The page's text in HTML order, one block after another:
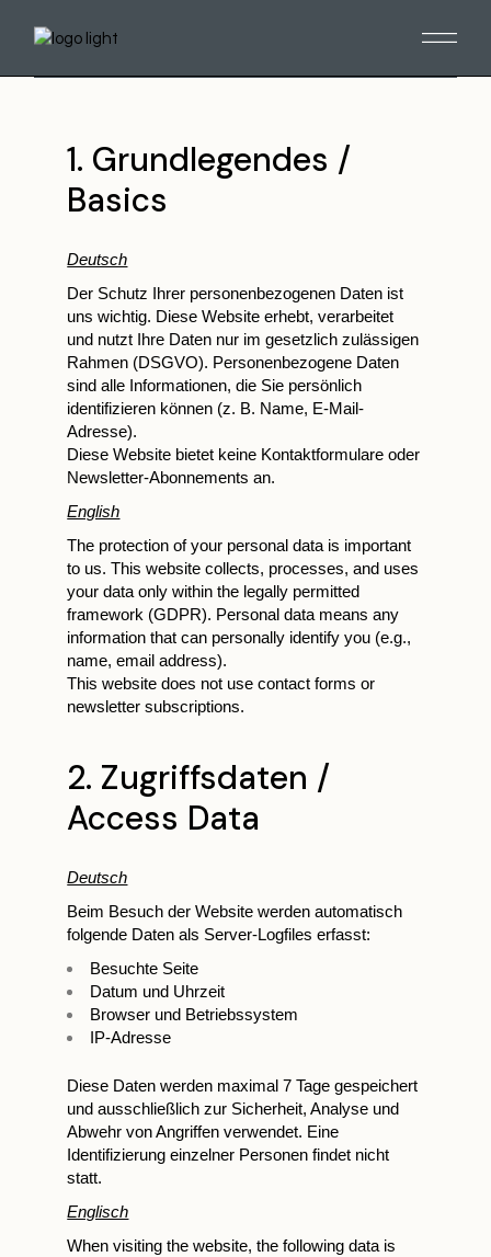
1. Grundlegendes /
Basics
Deutsch
Der Schutz Ihrer personenbezogenen Daten ist
uns wichtig. Diese Website erhebt, verarbeitet
und nutzt Ihre Daten nur im gesetzlich zulässigen
Rahmen (DSGVO). Personenbezogene Daten
sind alle Informationen, die Sie persönlich
identifizieren können (z. B. Name, E-Mail-
Adresse).
Diese Website bietet keine Kontaktformulare oder
Newsletter-Abonnements an.
English
The protection of your personal data is important
to us. This website collects, processes, and uses
your data only within the legally permitted
framework (GDPR). Personal data means any
information that can personally identify you (e.g.,
name, email address).
This website does not use contact forms or
newsletter subscriptions.
2. Zugriffsdaten /
Access Data
Deutsch
Beim Besuch der Website werden automatisch
folgende Daten als Server-Logfiles erfasst:
Besuchte Seite
Datum und Uhrzeit
Browser und Betriebssystem
IP-Adresse
Diese Daten werden maximal 7 Tage gespeichert
und ausschließlich zur Sicherheit, Analyse und
Abwehr von Angriffen verwendet. Eine
Identifizierung einzelner Personen findet nicht
statt.
Englisch
When visiting the website, the following data is